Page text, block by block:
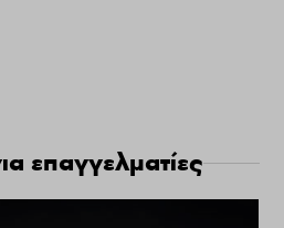
επαγγελματίες